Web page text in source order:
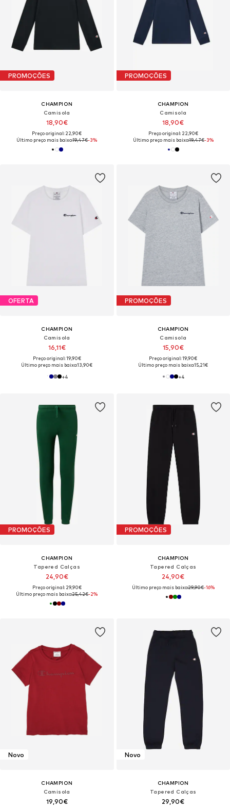
PROMOÇÕES
CHAMPION
Camisola
18,90€
Preço original: 22,90€
Último preço mais baixo:19,47€-3%
PROMOÇÕES
CHAMPION
Camisola
18,90€
Preço original: 22,90€
Último preço mais baixo:19,47€-3%
OFERTA
CHAMPION
Camisola
16,11€
Preço original: 19,90€
Último preço mais baixo:13,90€
+4
PROMOÇÕES
CHAMPION
Camisola
15,90€
Preço original: 19,90€
Último preço mais baixo:15,21€
+4
PROMOÇÕES
CHAMPION
Tapered Calças
24,90€
Preço original: 29,90€
Último preço mais baixo:25,42€-2%
PROMOÇÕES
CHAMPION
Tapered Calças
24,90€
Último preço mais baixo:29,90€-16%
Novo
CHAMPION
Camisola
19,90€
Novo
CHAMPION
Tapered Calças
29,90€